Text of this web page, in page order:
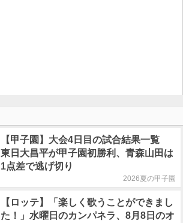
【甲子園】大会4日目の試合結果一覧
東日大昌平が甲子園初勝利、青森山田は
1点差で逃げ切り
2026夏の甲子園
【ロッテ】「楽しく歌うことができまし
た！」水曜日のカンパネラ、8月8日のオ